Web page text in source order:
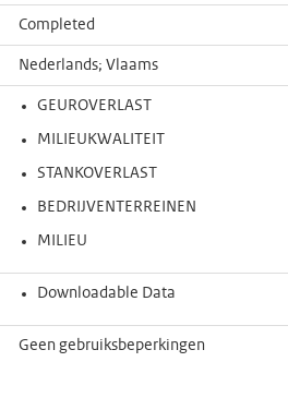
Completed
Nederlands; Vlaams
GEUROVERLAST
MILIEUKWALITEIT
STANKOVERLAST
BEDRIJVENTERREINEN
MILIEU
Downloadable Data
Geen gebruiksbeperkingen